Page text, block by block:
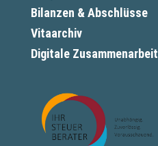
Bilanzen & Abschlüsse
Vitaarchiv
Digitale Zusammenarbeit